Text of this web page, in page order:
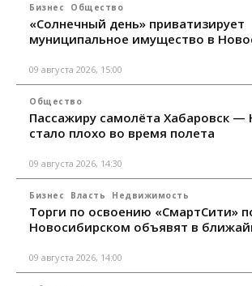
Бизнес Общество
«Солнечный день» приватизирует
муниципальное имущество в
09 августа 2026, 15:00
Общество
Пассажиру самолёта Хабаровск —
стало плохо во время полета
09 августа 2026, 14:30
Бизнес Власть Недвижимость
Торги по освоению «СмартСити»
Новосибирском объявят в
09 августа 2026, 14:00